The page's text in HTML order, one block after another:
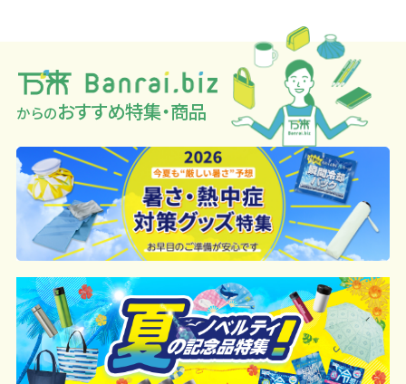
0120-979-907
AM10:00～PM5:00（土・日・祝日を除く
同じ版で多くの数量を印刷すると、1個当
たりの印刷代単価がお安くなります。
一方、数量が少なく一定数に満たない場
合は、単価計算ではなく、印刷代の基本
料金を一式頂戴する場合がございます。
ボリュームディスカウントの計算は商品
や印刷方法によって異なりますので、予
めご了承ください。
例：200個未満（1式：18,000円）
200個~499個の場合：42円（1個当た
※振り込み手数料はお客さま負担となり
ますのでご注意ください。
（例えば無地ポケットティッシュであれ
ば、午前中までにご注文とご入金いただ
ければ翌日着でお送りすることも可能で
す）
お急ぎの場合、ご相談ください。最大限
努力いたします。
※3万円以上(税抜)のご注文の場合でも複
数ヶ所への納品の場合、別途送料頂戴す
る場合がございます。
詳細はこちらご確認ください。
配送について
からのおすすめ特集・商品